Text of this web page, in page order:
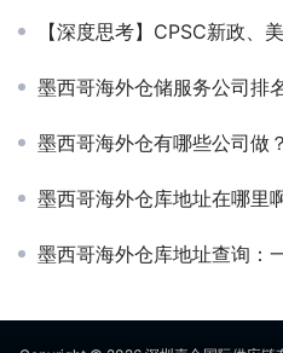
【深度思考】CPSC新政、美线监管收紧背
墨西哥海外仓储服务公司排名大揭秘：
墨西哥海外仓有哪些公司做？深度解析墨西哥
墨西哥海外仓库地址在哪里啊？新手卖家必
墨西哥海外仓库地址查询：一